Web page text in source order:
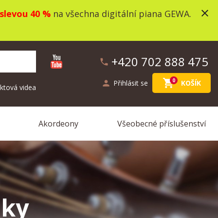
slevou 40 %na všechna digitální piana GEWA.
close
phone +420 702 888 475
person Přihlásit se shopping_cart0 KOŠÍK
videa
Akordeony Všeobecné příslušenství